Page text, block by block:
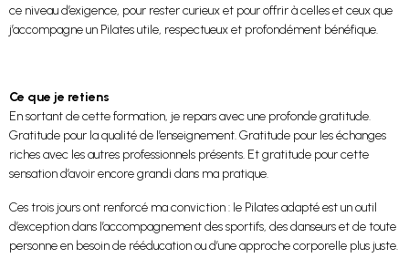
ce niveau d’exigence, pour rester curieux et pour offrir à celles et ceux que
j’accompagne un Pilates utile, respectueux et profondément bénéfique.
Ce que je retiens
En sortant de cette formation, je repars avec une profonde gratitude.
Gratitude pour la qualité de l’enseignement. Gratitude pour les échanges
riches avec les autres professionnels présents. Et gratitude pour cette
sensation d’avoir encore grandi dans ma pratique.
Ces trois jours ont renforcé ma conviction : le Pilates adapté est un outil
d’exception dans l’accompagnement des sportifs, des danseurs et de toute
personne en besoin de rééducation ou d’une approche corporelle plus juste.